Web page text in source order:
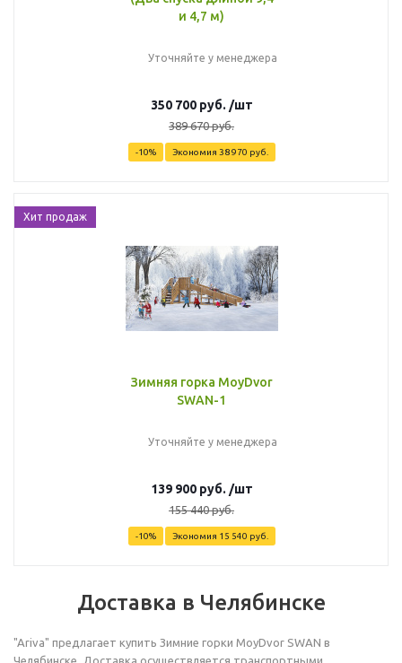
и 4,7 м)
Уточняйте у менеджера
350 700руб. /шт
389 670руб.
-10% Экономия 38 970 руб.
Хит продаж
Зимняя горка MoyDvor
SWAN-1
Уточняйте у менеджера
139 900руб. /шт
155 440руб.
-10% Экономия 15 540 руб.
Доставка в Челябинске
"Ariva" предлагает купить Зимние горки MoyDvor SWAN в
Челябинске. Доставка осуществляется транспортными